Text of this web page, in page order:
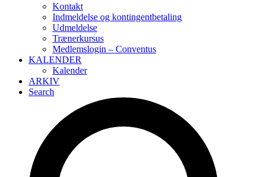
Kontakt
Indmeldelse og kontingentbetaling
Udmeldelse
Trænerkursus
Medlemslogin – Conventus
KALENDER
Kalender
ARKIV
Search